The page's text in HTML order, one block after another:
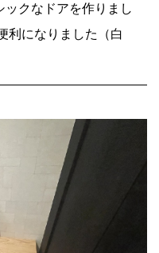
クなドアを作りまし
利になりました（白